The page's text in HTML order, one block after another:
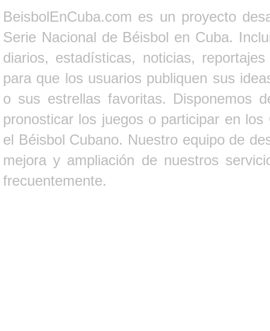
BeisbolEnCuba.com es un proyecto
Serie Nacional de Béisbol en Cuba.
diarios, estadísticas, noticias,
para que los usuarios publiquen sus
o sus estrellas favoritas. Disponemos
pronosticar los juegos o participar en
el Béisbol Cubano. Nuestro equipo de
mejora y ampliación de nuestros
frecuentemente.